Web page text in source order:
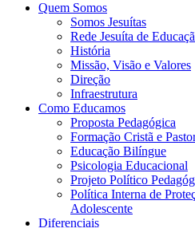
Quem Somos
Somos Jesuítas
Rede Jesuíta de
História
Missão, Visão e Valores
Direção
Infraestrutura
Como Educamos
Proposta Pedagógica
Formação Cristã e
Educação Bilíngue
Psicologia Educacional
Projeto Político
Política Interna de
Adolescente
Diferenciais